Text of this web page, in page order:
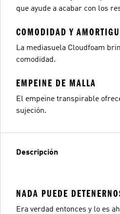
que ayude a acabar con los
COMODIDAD Y
La mediasuela Cloudfoam
comodidad.
EMPEINE DE MALLA
El empeine transpirable
sujeción.
Descripción
NADA PUEDE
Era verdad entonces y lo es